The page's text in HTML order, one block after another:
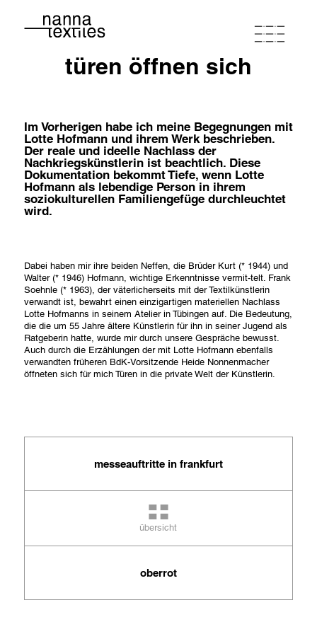
buy coupon terms of conditions privacy policy imprint
ナンナ
スタジオワークショップ
プログラム
ポートフォリオ
türen öffnen sich
Im Vorherigen habe ich meine Begegnungen mit
Lotte Hofmann und ihrem Werk beschrieben.
Der reale und ideelle Nachlass der
Nachkriegskünstlerin ist beachtlich. Diese
Dokumentation bekommt Tiefe, wenn Lotte
Hofmann als lebendige Person in ihrem
soziokulturellen Familiengefüge durchleuchtet
wird.
Dabei haben mir ihre beiden Neffen, die Brüder Kurt (* 1944) und
Walter (* 1946) Hofmann, wichtige Erkenntnisse vermit-telt. Frank
Soehnle (* 1963), der väterlicherseits mit der Textilkünstlerin
verwandt ist, bewahrt einen einzigartigen materiellen Nachlass
Lotte Hofmanns in seinem Atelier in Tübingen auf. Die Bedeutung,
die die um 55 Jahre ältere Künstlerin für ihn in seiner Jugend als
Ratgeberin hatte, wurde mir durch unsere Gespräche bewusst.
Auch durch die Erzählungen der mit Lotte Hofmann ebenfalls
verwandten früheren BdK-Vorsitzende Heide Nonnenmacher
öffneten sich für mich Türen in die private Welt der Künstlerin.
messeauftritte in frankfurt
übersicht
oberrot
newsletter registration
Please register if you wish to receive my German-English
Newsletter appr. once a month.
First Name
Family Name